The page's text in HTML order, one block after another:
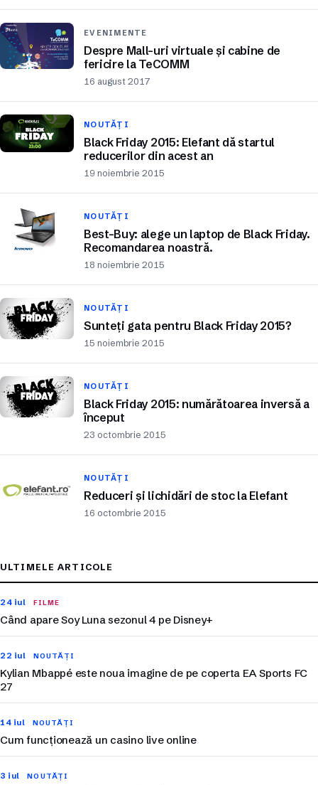
EVENIMENTE
Despre Mall-uri virtuale și cabine de
fericire la TeCOMM
16 august 2017
NOUTĂȚI
Black Friday 2015: Elefant dă startul
reducerilor din acest an
19 noiembrie 2015
NOUTĂȚI
Best-Buy: alege un laptop de Black Friday.
Recomandarea noastră.
18 noiembrie 2015
NOUTĂȚI
Sunteți gata pentru Black Friday 2015?
15 noiembrie 2015
NOUTĂȚI
Black Friday 2015: numărătoarea inversă a
început
23 octombrie 2015
NOUTĂȚI
Reduceri și lichidări de stoc la Elefant
16 octombrie 2015
ULTIMELE ARTICOLE
24 iul FILME
Când apare Soy Luna sezonul 4 pe Disney+
22 iul NOUTĂȚI
Kylian Mbappé este noua imagine de pe coperta EA Sports FC
27
14 iul NOUTĂȚI
Cum funcționează un casino live online
3 iul NOUTĂȚI